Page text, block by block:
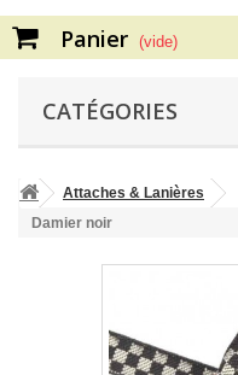
Panier (vide)
CATÉGORIES
Attaches & Lanières
Damier noir